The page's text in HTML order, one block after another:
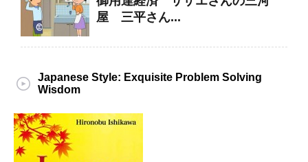
屋 三平さん...
Japanese Style: Exquisite Problem Solving
Wisdom